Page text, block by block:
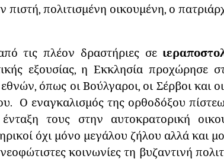
πιστή, πολιτισμένη οικουμένη, ο
τις πλέον δραστήριες σε
εξουσίας, η Εκκλησία προχώρησε
όπως οι Βούλγαροι, οι Σέρβοι και
Ο εναγκαλισμός της ορθοδόξου
τους στην αυτοκρατορική
όχι μόνο μεγάλου ζήλου αλλά και
κοινωνίες τη βυζαντινή